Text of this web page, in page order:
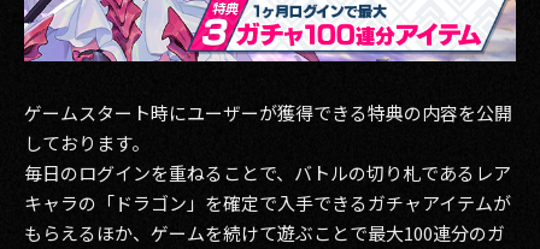
ゲームスタート時にユーザーが獲得できる特典の内容を公開
しております。
毎日のログインを重ねることで、バトルの切り札であるレア
キャラの「ドラゴン」を確定で入手できるガチャアイテムが
もらえるほか、ゲームを続けて遊ぶことで最大100連分のガ